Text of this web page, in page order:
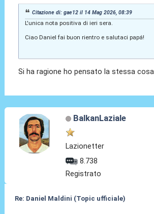
Citazione di: gae12 il 14 Mag 2026, 08:39
L'unica nota positiva di ieri sera.
Ciao Daniel fai buon rientro e salutaci papá!
Si ha ragione ho pensato la stessa cosa
BalkanLaziale
Lazionetter
8.738
Registrato
Re: Daniel Maldini (Topic ufficiale)